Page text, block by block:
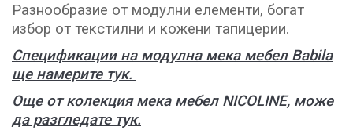
Разнообразие от модулни елементи, богат
избор от текстилни и кожени тапицерии.
Спецификации на модулна мека мебел Babila
ще намерите тук.
Още от колекция мека мебел NICOLINE, може
да разгледате тук.